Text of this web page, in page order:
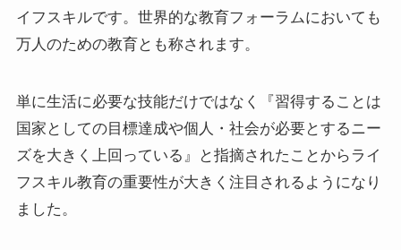
イフスキルです。世界的な教育フォーラムにおいても
万人のための教育とも称されます。
単に生活に必要な技能だけではなく『習得することは
国家としての目標達成や個人・社会が必要とするニー
ズを大きく上回っている』と指摘されたことからライ
フスキル教育の重要性が大きく注目されるようになり
ました。